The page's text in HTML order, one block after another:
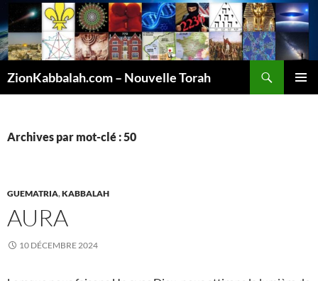
ZionKabbalah.com – Nouvelle Torah
Archives par mot-clé : 50
GUEMATRIA,KABBALAH
AURA
10 DÉCEMBRE 2024